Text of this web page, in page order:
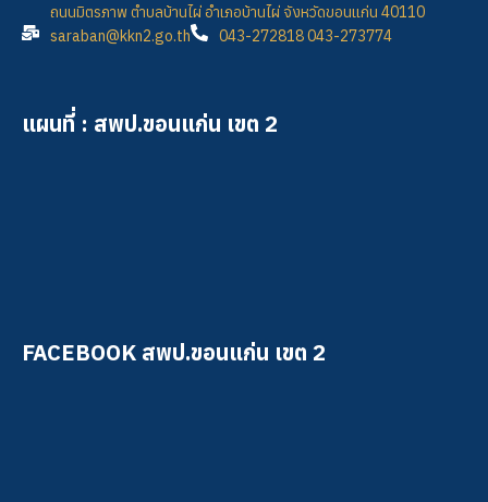
ถนนมิตรภาพ ตำบลบ้านไผ่ อำเภอบ้านไผ่ จังหวัดขอนแก่น 40110
saraban@kkn2.go.th
043-272818 043-273774
แผนที่ : สพป.ขอนแก่น เขต 2
FACEBOOK สพป.ขอนแก่น เขต 2